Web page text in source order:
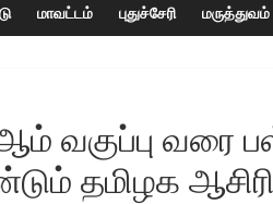
மாவட்டம் புதுச்சேரி மருத்துவம்
வகுப்பு வரை
தமிழக